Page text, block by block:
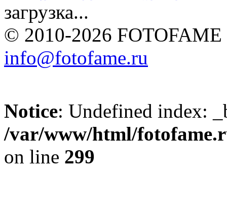
загрузка...
© 2010-2026 FOTOFAME
info@fotofame.ru
Notice: Undefined index:
/var/www/html/
on line 299